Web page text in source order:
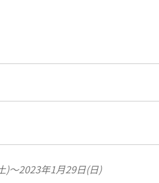
)～2023年1月29日(日)